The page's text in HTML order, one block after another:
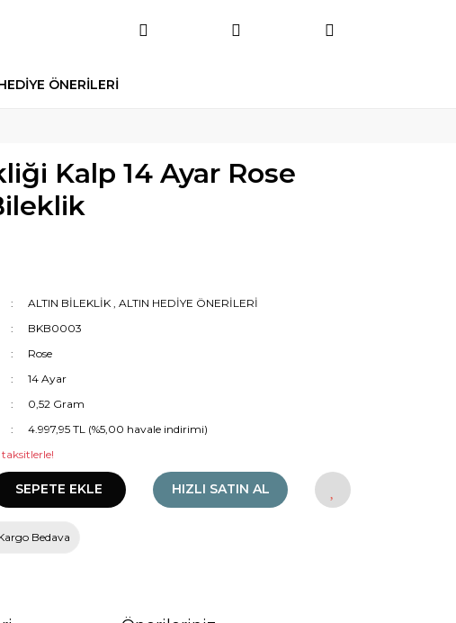
ÖNERİLERİ
Kalp 14 Ayar Rose
ALTIN BİLEKLİK ALTIN HEDİYE ÖNERİLERİ
BKB0003
Rose
14 Ayar
0,52 Gram
4.997,95 TL (%5,00 havale indirimi)
taksitlerle!
SEPETE EKLE HIZLI SATIN AL
Bedava